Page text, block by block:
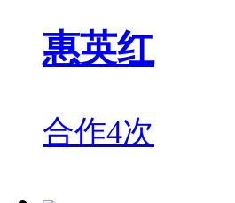
惠英红
合作4次